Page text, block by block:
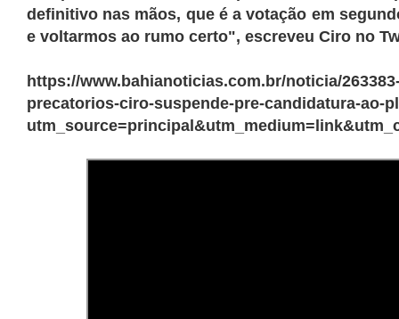
definitivo nas mãos, que é a votação em
e voltarmos ao rumo certo", escreveu Ciro no
https://www.bahianoticias.com.br/noticia/
precatorios-ciro-suspende-pre-candidatura-ao-